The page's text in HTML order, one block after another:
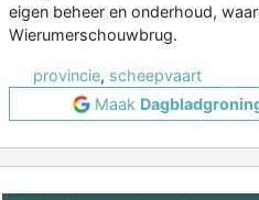
eigen beheer en onderhoud,
Wierumerschouwbrug.
provincie, scheepvaart
Maak